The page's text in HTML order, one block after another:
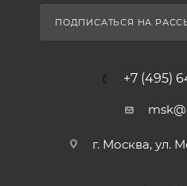
ПОДПИСАТЬСЯ НА
+7 (495)
г. Москва, ул.